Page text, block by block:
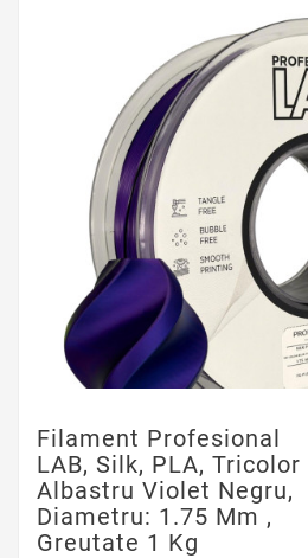
Filament Profesional
LAB, Silk, PLA, Tricolor
Albastru Violet Negru,
Diametru: 1.75 Mm ,
Greutate 1 Kg